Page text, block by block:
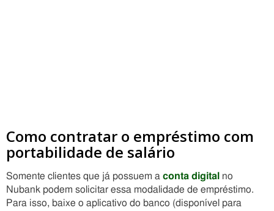
Como contratar o empréstimo com
portabilidade de salário
Somente clientes que já possuem a conta digital
no
Nubank podem solicitar essa modalidade de empréstimo.
Para isso, baixe o aplicativo do banco (disponível para